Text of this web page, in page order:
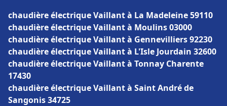
chaudière électrique Vaillant à La Madeleine 59110
chaudière électrique Vaillant à Moulins 03000
chaudière électrique Vaillant à Gennevilliers 92230
chaudière électrique Vaillant à L'Isle Jourdain 32600
chaudière électrique Vaillant à Tonnay Charente
17430
chaudière électrique Vaillant à Saint André de
Sangonis 34725